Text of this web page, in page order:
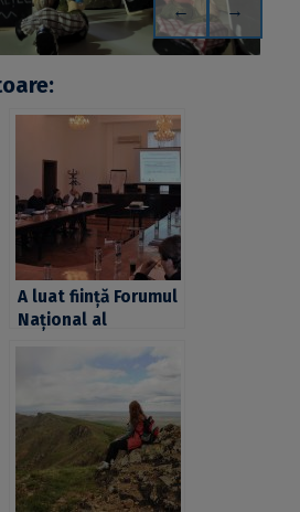
← →
A luat ființă Forumul
Național al
UNESCO, un
sprijină geoparcurile
internaționale din
România